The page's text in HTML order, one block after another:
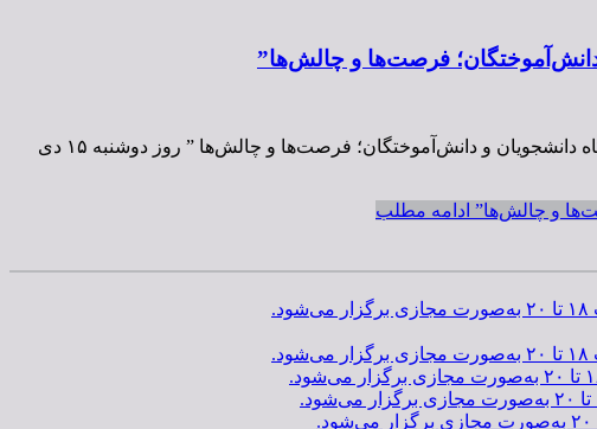
دانش‌آموختگان؛ فرصت‌ها و چالش‌ها”
پیش‌نشست پنل کمیته دانشجویان و دانش‌آموختگان نهمین کنگره سالانه متخصصان علوم اطلاعات با عنوان “عدالت اطلاعاتی از نگاه دانشجویان و دانش‌آموختگان؛ فرصت‌ها و چالش‌ها ” روز دوشنبه ۱۵ دی
و چالش‌ها” ادامه مطلب